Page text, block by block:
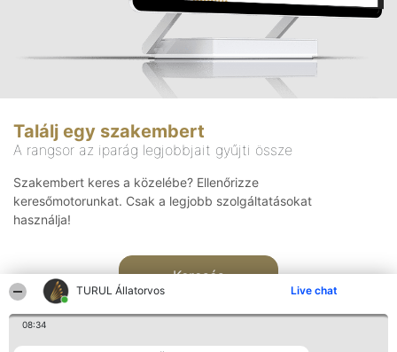
TURUL Állatorvos Live chat
08:34
Találj egy szakembert
A rangsor az iparág legjobbjait gyűjti össze
Szakembert keres a közelébe? Ellenőrizze
keresőmotorunkat. Csak a legjobb szolgáltatásokat
használja!
Keresés